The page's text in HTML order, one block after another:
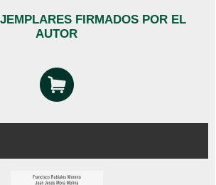
FIRMADOS POR EL
AUTOR